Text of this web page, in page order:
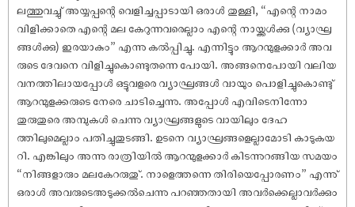
ലത്തുവച്ചു് അയ്യപ്പന്റെ വെളിച്ചപ്പാടായി ഒരാൾ തുള്ളി, “എന്റെ നാമം
വിളിക്കാതെ എന്റെ മല കേറുന്നവരെല്ലാം എന്റെ നായ്ക്കൾക്കു (വ്യാഘ്ര
ങ്ങൾക്കു) ഇരയാകും” എന്നു കൽപ്പിച്ചു. എന്നിട്ടും ആറന്മുളക്കാർ അവ
രുടെ ദേവനെ വിളിച്ചുകൊണ്ടുതന്നെ പോയി. അങ്ങനെപോയി വലിയ
വനത്തിലായപ്പോൾ ഒട്ടുവളരെ വ്യാഘ്രങ്ങൾ വായും പൊളിച്ചുകൊണ്ടു്
ആറന്മുളക്കരുടെ നേരെ ചാടിച്ചെന്നു. അപ്പോൾ എവിടെനിന്നോ
തുരുതുരെ അമ്പുകൾ ചെന്നു വ്യാഘ്രങ്ങളുടെ വായിലും ദേഹ
ത്തിലുമെല്ലാം പതിച്ചുതുടങ്ങി. ഉടനെ വ്യാഘ്രങ്ങളെല്ലാമോടി കാടുകയ
റി. എങ്കിലും അന്നു രാത്രിയിൽ ആറന്മുളക്കാർ കിടന്നുറങ്ങിയ സമയം
“നിങ്ങളാരും മലകേറരുതു്. നാളെത്തന്നെ തിരിയെപ്പോരണം” എന്നു്
ഒരാൾ അവരുടെഅടുക്കൽചെന്നു പറഞ്ഞതായി അവർക്കെല്ലാവർക്കും